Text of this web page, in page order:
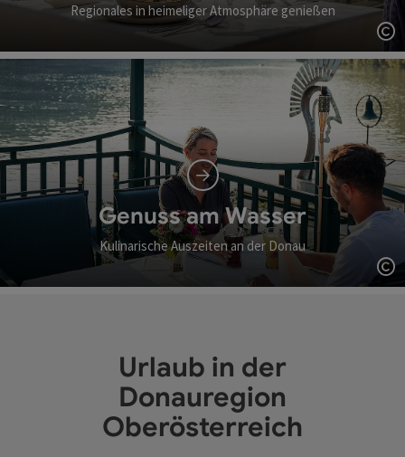
Regionales in heimeliger Atmosphäre genießen
Genuss am Wasser
Kulinarische Auszeiten an der Donau
Urlaub in der
Donauregion
Oberösterreich